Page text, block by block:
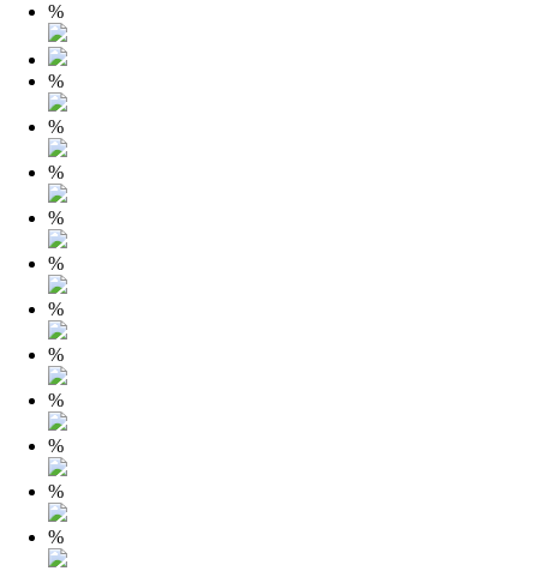
%
%
%
%
%
%
%
%
%
%
%
%